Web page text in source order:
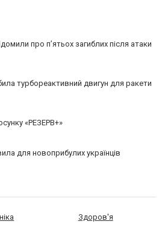
про п’ятьох загиблих після атаки
турбореактивний двигун для ракети
«РЕЗЕРВ+»
для новоприбулих українців
Здоров'я